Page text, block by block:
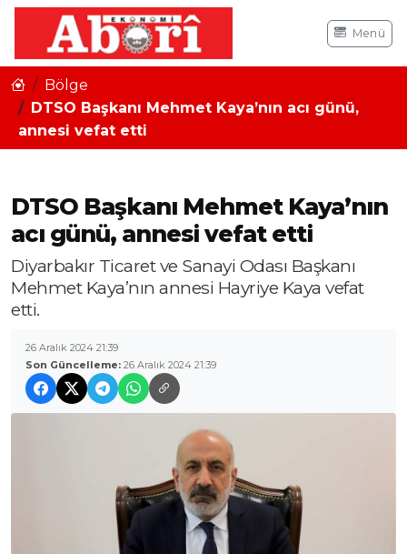
Menü
Bölge
DTSO Başkanı Mehmet Kaya’nın acı günü,
annesi vefat etti
DTSO Başkanı Mehmet Kaya’nın
acı günü, annesi vefat etti
Diyarbakır Ticaret ve Sanayi Odası Başkanı
Mehmet Kaya’nın annesi Hayriye Kaya vefat
etti.
26 Aralık 2024 21:39
Son Güncelleme: 26 Aralık 2024 21:39